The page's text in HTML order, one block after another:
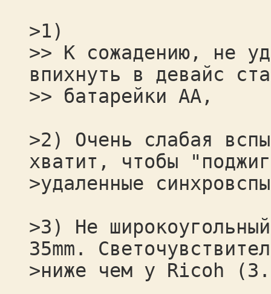
>1)
>> К сожадению, не
впихнуть в девайс
>> батарейки АА,
>2) Очень слабая
хватит, чтобы
>удаленные
>3) Не
35mm.
>ниже чем у Ricoh